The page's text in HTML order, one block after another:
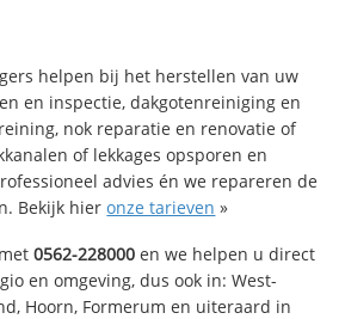
helpen bij het herstellen van uw
en inspectie, dakgotenreiniging en
nok reparatie en renovatie of
of lekkages opsporen en
advies én we repareren de
Bekijk hieronze tarieven »
0562-228000 en we helpen u direct
en omgeving, dus ook in: West-
Hoorn, Formerum en uiteraard in